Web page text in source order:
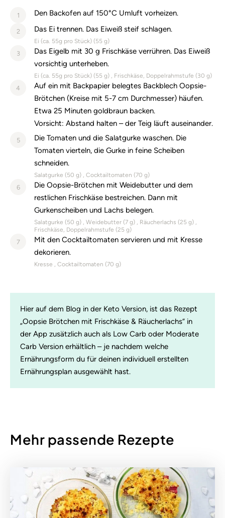
1 Den Backofen auf 150°C Umluft vorheizen.
2 Das Ei trennen. Das Eiweiß steif schlagen.
Ei (ca. 55g pro Stück) (55 g)
3
Das Eigelb mit 30 g Frischkäse verrühren. Das Eiweiß
vorsichtig unterheben.
Ei (ca. 55g pro Stück) (55 g) Frischkäse, Doppelrahmstufe (30 g)
4
Auf ein mit Backpapier belegtes Backblech Oopsie-
Brötchen (Kreise mit 5-7 cm Durchmesser) häufen.
Etwa 25 Minuten goldbraun backen.
Vorsicht: Abstand halten – der Teig läuft auseinander.
5
Die Tomaten und die Salatgurke waschen. Die
Tomaten vierteln, die Gurke in feine Scheiben
schneiden.
Salatgurke (50 g) Cocktailtomaten (70 g)
6
Die Oopsie-Brötchen mit Weidebutter und dem
restlichen Frischkäse bestreichen. Dann mit
Gurkenscheiben und Lachs belegen.
Salatgurke (50 g) Weidebutter (7 g) Räucherlachs (25 g)
Frischkäse, Doppelrahmstufe (25 g)
7
Mit den Cocktailtomaten servieren und mit Kresse
dekorieren.
Kresse Cocktailtomaten (70 g)
Hier auf dem Blog in der Keto Version, ist das Rezept
„Oopsie Brötchen mit Frischkäse & Räucherlachs“ in
der App zusätzlich auch als Low Carb oder Moderate
Carb Version erhältlich – je nachdem welche
Ernährungsform du für deinen individuell erstellten
Ernährungsplan ausgewählt hast.
Mehr passende Rezepte